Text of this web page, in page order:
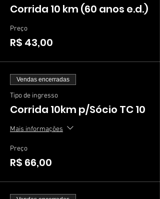
Corrida 10 km (60 anos e.d.)
Preço
R$ 43,00
Vendas encerradas
Tipo de ingresso
Corrida 10km p/Sócio TC 10
Mais informações
Preço
R$ 66,00